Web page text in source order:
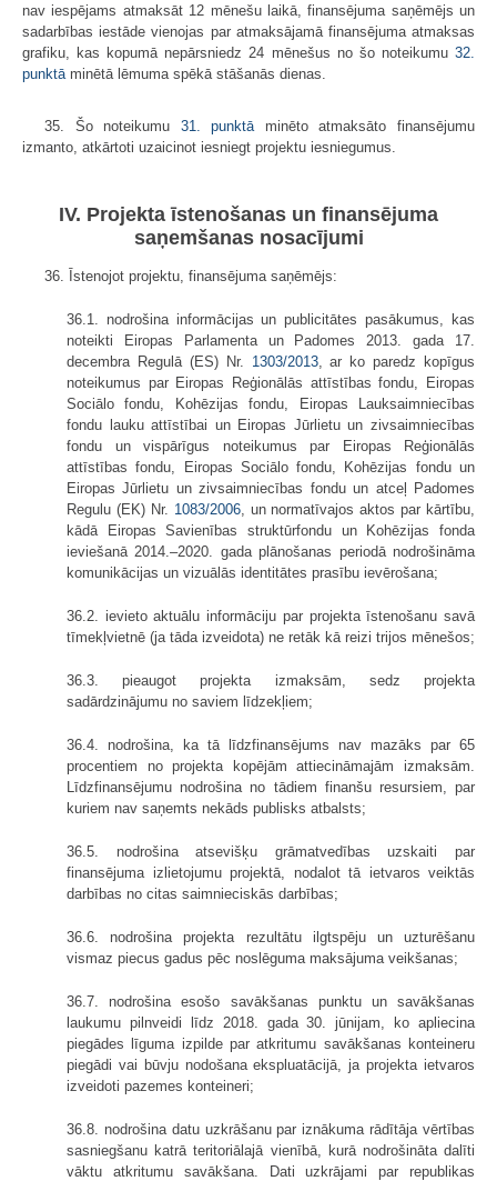
nav iespējams atmaksāt 12 mēnešu laikā, finansējuma saņēmējs un
sadarbības iestāde vienojas par atmaksājamā finansējuma atmaksas
grafiku, kas kopumā nepārsniedz 24 mēnešus no šo noteikumu 32.
punktā minētā lēmuma spēkā stāšanās dienas.
35. Šo noteikumu 31. punktā minēto atmaksāto finansējumu
izmanto, atkārtoti uzaicinot iesniegt projektu iesniegumus.
IV. Projekta īstenošanas un finansējuma
saņemšanas nosacījumi
36. Īstenojot projektu, finansējuma saņēmējs:
36.1. nodrošina informācijas un publicitātes pasākumus, kas
noteikti Eiropas Parlamenta un Padomes 2013. gada 17.
decembra Regulā (ES) Nr. 1303/2013, ar ko paredz kopīgus
noteikumus par Eiropas Reģionālās attīstības fondu, Eiropas
Sociālo fondu, Kohēzijas fondu, Eiropas Lauksaimniecības
fondu lauku attīstībai un Eiropas Jūrlietu un zivsaimniecības
fondu un vispārīgus noteikumus par Eiropas Reģionālās
attīstības fondu, Eiropas Sociālo fondu, Kohēzijas fondu un
Eiropas Jūrlietu un zivsaimniecības fondu un atceļ Padomes
Regulu (EK) Nr. 1083/2006, un normatīvajos aktos par kārtību,
kādā Eiropas Savienības struktūrfondu un Kohēzijas fonda
ieviešanā 2014.–2020. gada plānošanas periodā nodrošināma
komunikācijas un vizuālās identitātes prasību ievērošana;
36.2. ievieto aktuālu informāciju par projekta īstenošanu savā
tīmekļvietnē (ja tāda izveidota) ne retāk kā reizi trijos mēnešos;
36.3. pieaugot projekta izmaksām, sedz projekta
sadārdzinājumu no saviem līdzekļiem;
36.4. nodrošina, ka tā līdzfinansējums nav mazāks par 65
procentiem no projekta kopējām attiecināmajām izmaksām.
Līdzfinansējumu nodrošina no tādiem finanšu resursiem, par
kuriem nav saņemts nekāds publisks atbalsts;
36.5. nodrošina atsevišķu grāmatvedības uzskaiti par
finansējuma izlietojumu projektā, nodalot tā ietvaros veiktās
darbības no citas saimnieciskās darbības;
36.6. nodrošina projekta rezultātu ilgtspēju un uzturēšanu
vismaz piecus gadus pēc noslēguma maksājuma veikšanas;
36.7. nodrošina esošo savākšanas punktu un savākšanas
laukumu pilnveidi līdz 2018. gada 30. jūnijam, ko apliecina
piegādes līguma izpilde par atkritumu savākšanas konteineru
piegādi vai būvju nodošana ekspluatācijā, ja projekta ietvaros
izveidoti pazemes konteineri;
36.8. nodrošina datu uzkrāšanu par iznākuma rādītāja vērtības
sasniegšanu katrā teritoriālajā vienībā, kurā nodrošināta dalīti
vāktu atkritumu savākšana. Dati uzkrājami par republikas